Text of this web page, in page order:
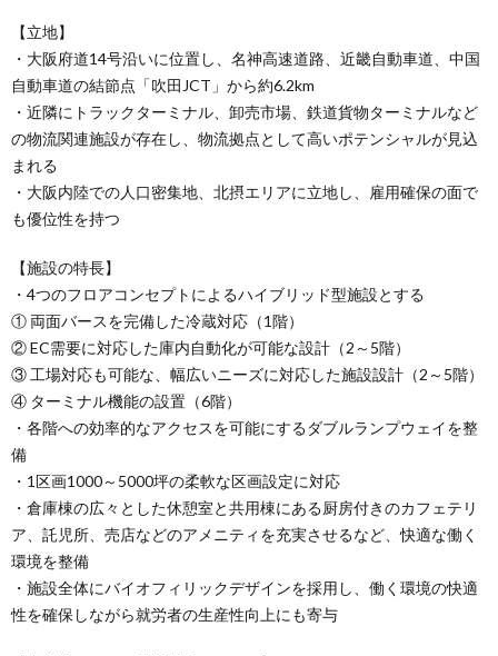
【立地】
・大阪府道14号沿いに位置し、名神高速道路、近畿自動車道、中国
自動車道の結節点「吹田JCT」から約6.2km
・近隣にトラックターミナル、卸売市場、鉄道貨物ターミナルなど
の物流関連施設が存在し、物流拠点として高いポテンシャルが見込
まれる
・大阪内陸での人口密集地、北摂エリアに立地し、雇用確保の面で
も優位性を持つ
【施設の特長】
・4つのフロアコンセプトによるハイブリッド型施設とする
① 両面バースを完備した冷蔵対応（1階）
② EC需要に対応した庫内自動化が可能な設計（2～5階）
③ 工場対応も可能な、幅広いニーズに対応した施設設計（2～5階）
④ ターミナル機能の設置（6階）
・各階への効率的なアクセスを可能にするダブルランプウェイを整
備
・1区画1000～5000坪の柔軟な区画設定に対応
・倉庫棟の広々とした休憩室と共用棟にある厨房付きのカフェテリ
ア、託児所、売店などのアメニティを充実させるなど、快適な働く
環境を整備
・施設全体にバイオフィリックデザインを採用し、働く環境の快適
性を確保しながら就労者の生産性向上にも寄与